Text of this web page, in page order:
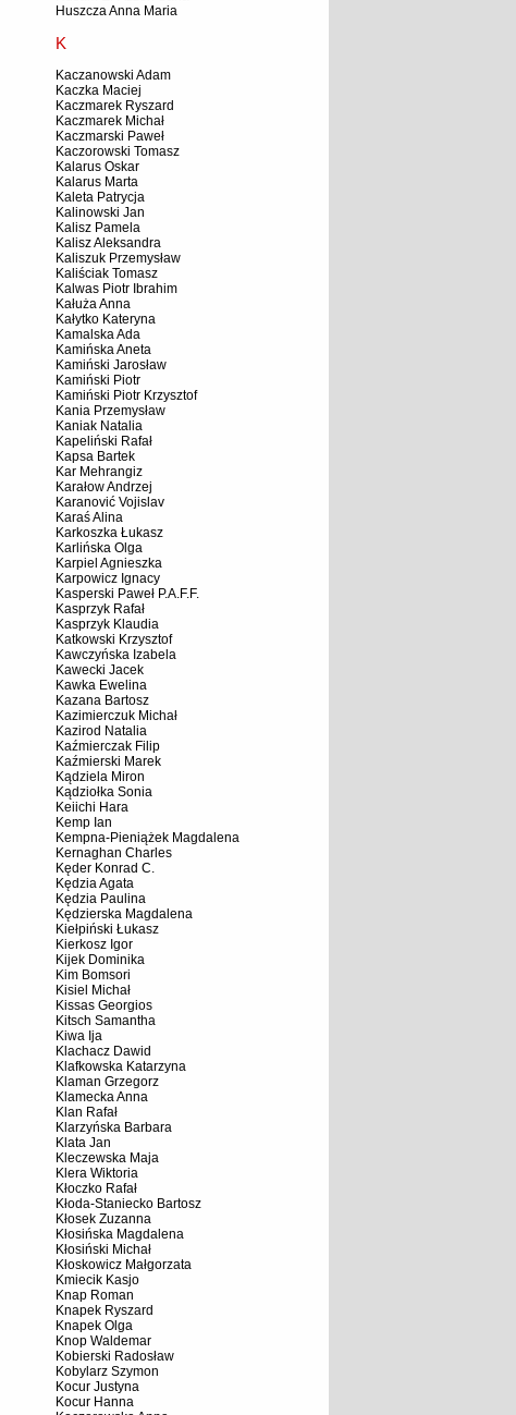
Huszcza Anna Maria
K
Kaczanowski Adam
Kaczka Maciej
Kaczmarek Ryszard
Kaczmarek Michał
Kaczmarski Paweł
Kaczorowski Tomasz
Kalarus Oskar
Kalarus Marta
Kaleta Patrycja
Kalinowski Jan
Kalisz Pamela
Kalisz Aleksandra
Kaliszuk Przemysław
Kaliściak Tomasz
Kalwas Piotr Ibrahim
Kałuża Anna
Kałytko Kateryna
Kamalska Ada
Kamińska Aneta
Kamiński Jarosław
Kamiński Piotr
Kamiński Piotr Krzysztof
Kania Przemysław
Kaniak Natalia
Kapeliński Rafał
Kapsa Bartek
Kar Mehrangiz
Karałow Andrzej
Karanović Vojislav
Karaś Alina
Karkoszka Łukasz
Karlińska Olga
Karpiel Agnieszka
Karpowicz Ignacy
Kasperski Paweł P.A.F.F.
Kasprzyk Rafał
Kasprzyk Klaudia
Katkowski Krzysztof
Kawczyńska Izabela
Kawecki Jacek
Kawka Ewelina
Kazana Bartosz
Kazimierczuk Michał
Kazirod Natalia
Kaźmierczak Filip
Kaźmierski Marek
Kądziela Miron
Kądziołka Sonia
Keiichi Hara
Kemp Ian
Kempna-Pieniążek Magdalena
Kernaghan Charles
Kęder Konrad C.
Kędzia Agata
Kędzia Paulina
Kędzierska Magdalena
Kiełpiński Łukasz
Kierkosz Igor
Kijek Dominika
Kim Bomsori
Kisiel Michał
Kissas Georgios
Kitsch Samantha
Kiwa Ija
Klachacz Dawid
Klafkowska Katarzyna
Klaman Grzegorz
Klamecka Anna
Klan Rafał
Klarzyńska Barbara
Klata Jan
Kleczewska Maja
Klera Wiktoria
Kłoczko Rafał
Kłoda-Staniecko Bartosz
Kłosek Zuzanna
Kłosińska Magdalena
Kłosiński Michał
Kłoskowicz Małgorzata
Kmiecik Kasjo
Knap Roman
Knapek Ryszard
Knapek Olga
Knop Waldemar
Kobierski Radosław
Kobylarz Szymon
Kocur Justyna
Kocur Hanna